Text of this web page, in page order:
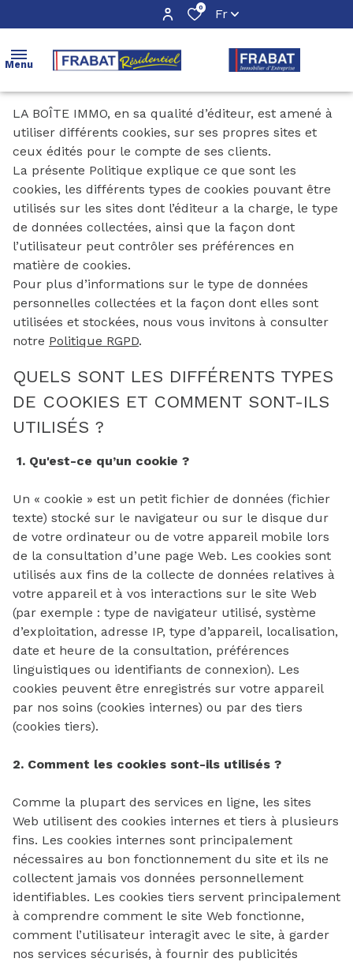
0 Fr
Menu
accueil
ventes
locations
immobilier
neuf
immobilier
d'entreprise
estimation
gestion
syndic
nos
agences
LA BOÎTE IMMO, en sa qualité d’éditeur, est amené à
utiliser différents cookies, sur ses propres sites et
ceux édités pour le compte de ses clients.
La présente Politique explique ce que sont les
cookies, les différents types de cookies pouvant être
utilisés sur les sites dont l’éditeur a la charge, le type
de données collectées, ainsi que la façon dont
l’utilisateur peut contrôler ses préférences en
matière de cookies.
Pour plus d’informations sur le type de données
personnelles collectées et la façon dont elles sont
utilisées et stockées, nous vous invitons à consulter
notre Politique RGPD.
QUELS SONT LES DIFFÉRENTS TYPES
DE COOKIES ET COMMENT SONT-ILS
UTILISÉS ?
1. Qu'est-ce qu’un cookie ?
Un « cookie » est un petit fichier de données (fichier
texte) stocké sur le navigateur ou sur le disque dur
de votre ordinateur ou de votre appareil mobile lors
de la consultation d’une page Web. Les cookies sont
utilisés aux fins de la collecte de données relatives à
votre appareil et à vos interactions sur le site Web
(par exemple : type de navigateur utilisé, système
d’exploitation, adresse IP, type d’appareil, localisation,
date et heure de la consultation, préférences
linguistiques ou identifiants de connexion). Les
cookies peuvent être enregistrés sur votre appareil
par nos soins (cookies internes) ou par des tiers
(cookies tiers).
2. Comment les cookies sont-ils utilisés ?
Comme la plupart des services en ligne, les sites
Web utilisent des cookies internes et tiers à plusieurs
fins. Les cookies internes sont principalement
nécessaires au bon fonctionnement du site et ils ne
collectent jamais vos données personnellement
identifiables. Les cookies tiers servent principalement
à comprendre comment le site Web fonctionne,
comment l’utilisateur interagit avec le site, à garder
nos services sécurisés, à fournir des publicités